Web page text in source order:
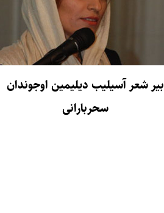
بیر شعر آسیلیب دیلیمین اوجوندان
سحربارانی